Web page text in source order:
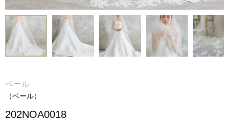
ベール
（ベール）
202NOA0018